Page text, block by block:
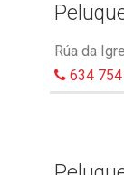
Rúa da
634